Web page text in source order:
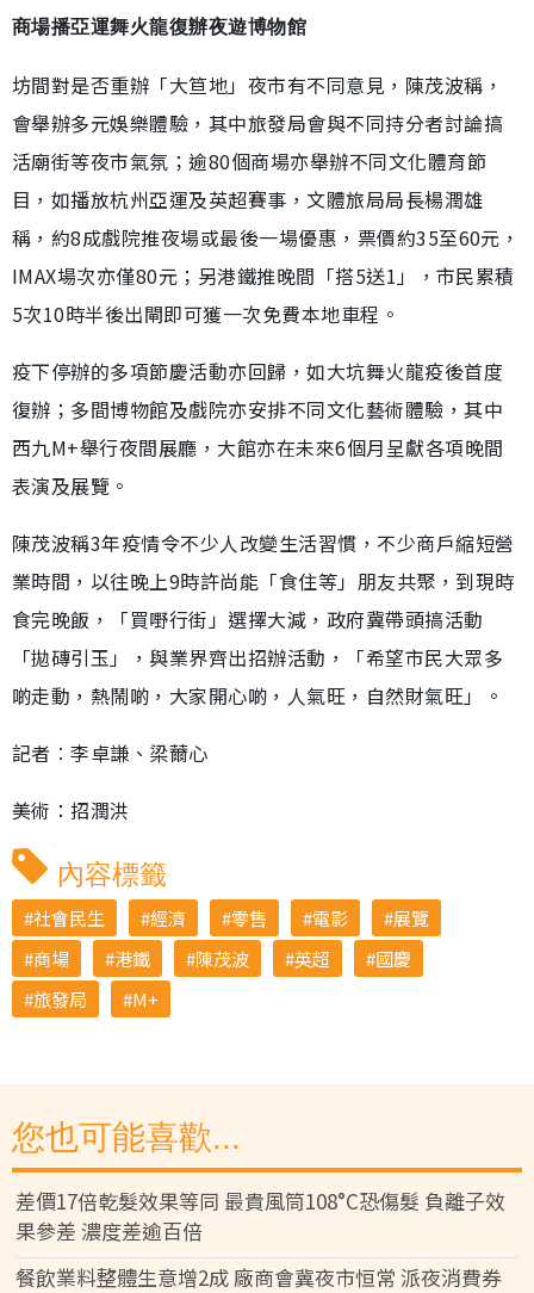
商場播亞運舞火龍復辦夜遊博物館
坊間對是否重辦「大笪地」夜市有不同意見，陳茂波稱，
會舉辦多元娛樂體驗，其中旅發局會與不同持分者討論搞
活廟街等夜市氣氛；逾80個商場亦舉辦不同文化體育節
目，如播放杭州亞運及英超賽事，文體旅局局長楊潤雄
稱，約8成戲院推夜場或最後一場優惠，票價約35至60元，
IMAX場次亦僅80元；另港鐵推晚間「搭5送1」，市民累積
5次10時半後出閘即可獲一次免費本地車程。
疫下停辦的多項節慶活動亦回歸，如大坑舞火龍疫後首度
復辦；多間博物館及戲院亦安排不同文化藝術體驗，其中
西九M+舉行夜間展廳，大館亦在未來6個月呈獻各項晚間
表演及展覽。
陳茂波稱3年疫情令不少人改變生活習慣，不少商戶縮短營
業時間，以往晚上9時許尚能「食住等」朋友共聚，到現時
食完晚飯，「買嘢行街」選擇大減，政府冀帶頭搞活動
「拋磚引玉」，與業界齊出招辦活動，「希望市民大眾多
啲走動，熱鬧啲，大家開心啲，人氣旺，自然財氣旺」。
記者︰李卓謙、梁薾心
美術：招潤洪
內容標籤
社會民生 經濟 零售 電影
展覽
商場
港鐵 陳茂波 英超
國慶
旅發局
M+
您也可能喜歡...
差價17倍乾髮效果等同 最貴風筒108°C恐傷髮 負離子效
果參差 濃度差逾百倍
餐飲業料整體生意增2成 廠商會冀夜市恒常 派夜消費券